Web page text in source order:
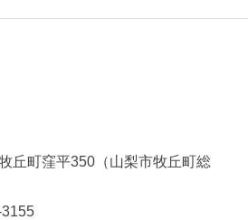
丘町窪平350（山梨市牧丘町総